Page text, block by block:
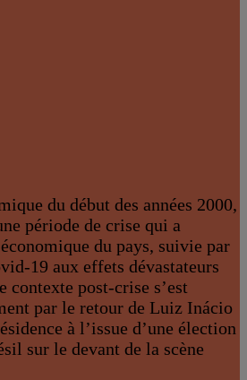
période de crise qui a
du pays, suivie par
19 aux effets dévastateurs
contexte post-crise s’est
par le retour de Luiz Inácio
à l’issue d’une élection
sur le devant de la scène